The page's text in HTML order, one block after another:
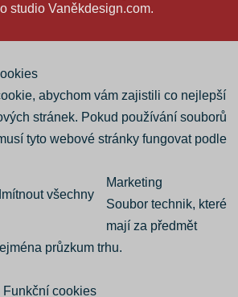
studioVaněkdesign.com.
abychom vám zajistili co nejlepší
stránek. Pokud používání souborů
tyto webové stránky fungovat podle
všechny
Marketing
Soubor technik, které
mají za předmět
průzkum trhu.
Funkční cookies